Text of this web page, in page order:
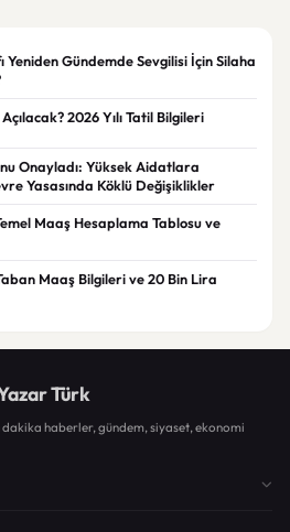
Gündemde Sevgilisi İçin Silaha
2026 Yılı Tatil Bilgileri
Onayladı: Yüksek Aidatlara
Yasasında Köklü Değişiklikler
Maaş Hesaplama Tablosu ve
Maaş Bilgileri ve 20 Bin Lira
Türk
haberler, gündem, siyaset, ekonomi